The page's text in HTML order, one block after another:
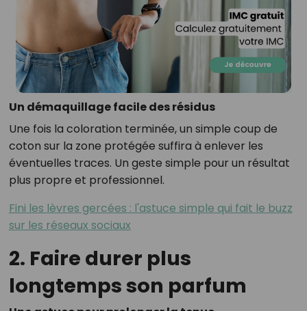
Un démaquillage facile des résidus
Une fois la coloration terminée, un simple coup de
coton sur la zone protégée suffira à enlever les
éventuelles traces. Un geste simple pour un résultat
plus propre et professionnel.
Fini les lèvres gercées : l'astuce simple qui fait le buzz
sur les réseaux sociaux
2. Faire durer plus
longtemps son parfum